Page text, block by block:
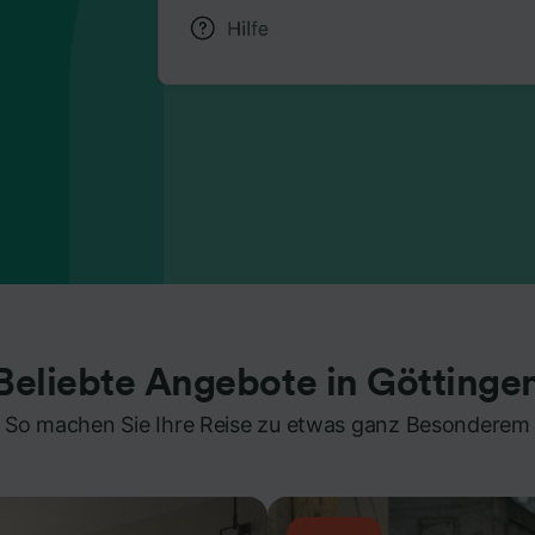
Beliebte Angebote in
So machen Sie Ihre Reise zu etwas ganz Besonderem